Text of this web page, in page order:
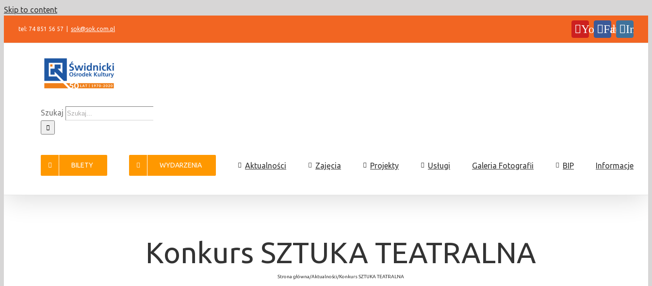
Skip to content
tel: 74 851 56 57 sok@sok.com.pl YouTubeFacebook
Szukaj
BILETY WYDARZENIA Aktualności Zajęcia Projekty Usługi Galeria Fotografii BIP Informacje
Konkurs SZTUKA TEATRALNA
Strona główna/Aktualności/Konkurs SZTUKA TEATRALNA